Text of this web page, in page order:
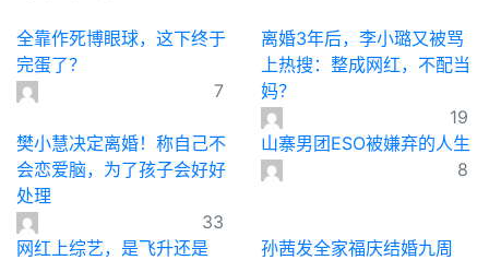
全靠作死博眼球，这下终于
完蛋了？
7
离婚3年后，李小璐又被骂
上热搜：整成网红，不配当
妈？
19
樊小慧决定离婚！称自己不
会恋爱脑，为了孩子会好好
处理
33
山寨男团ESO被嫌弃的人生
8
网红上综艺，是飞升还是
孙茜发全家福庆结婚九周